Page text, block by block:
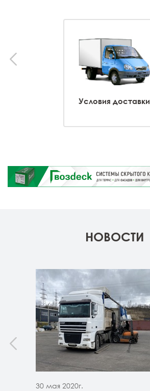
Условия доставки
НОВОСТИ
30 мая 2020г.